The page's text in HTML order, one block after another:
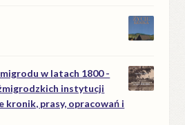
w latach 1800 -
instytucji
kronik, prasy, opracowań i